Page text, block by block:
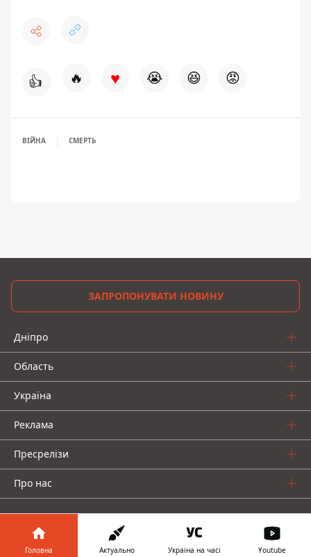
👍 🔥 ♥ 😭 😆 😡
ВІЙНА СМЕРТЬ
ЗАПРОПОНУВАТИ НОВИНУ
Дніпро
Область
Україна
Реклама
Пресрелізи
Про нас
Головна Актуально Україна на часі Youtube